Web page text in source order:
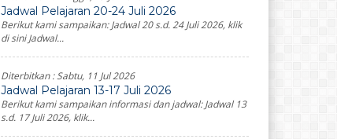
Jadwal Pelajaran 20-24 Juli 2026
Berikut kami sampaikan: Jadwal 20 s.d. 24 Juli 2026, klik
di sini Jadwal...
Diterbitkan :Sabtu, 11 Jul 2026
Jadwal Pelajaran 13-17 Juli 2026
Berikut kami sampaikan informasi dan jadwal: Jadwal 13
s.d. 17 Juli 2026, klik...